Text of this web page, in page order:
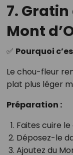
7.
Mont
✅ Pourquoi
Le chou-fleur
plat plus léger
Préparation :
Faites cuire
Déposez-le
Ajoutez du